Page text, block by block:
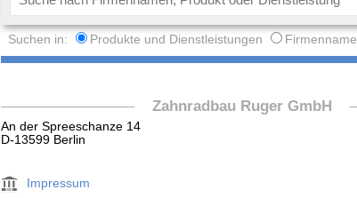
Suchen in: Produkte und Dienstleistungen Firmenname
Zahnradbau Ruger GmbH
An der Spreeschanze 14
D-13599 Berlin
Impressum